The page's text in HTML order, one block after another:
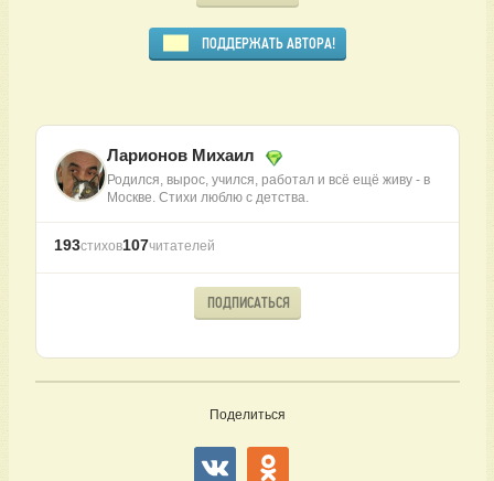
ПОДДЕРЖАТЬ АВТОРА!
Ларионов Михаил
Родился, вырос, учился, работал и всё ещё живу - в
Москве. Стихи люблю с детства.
193стихов107читателей
ПОДПИСАТЬСЯ
Поделиться